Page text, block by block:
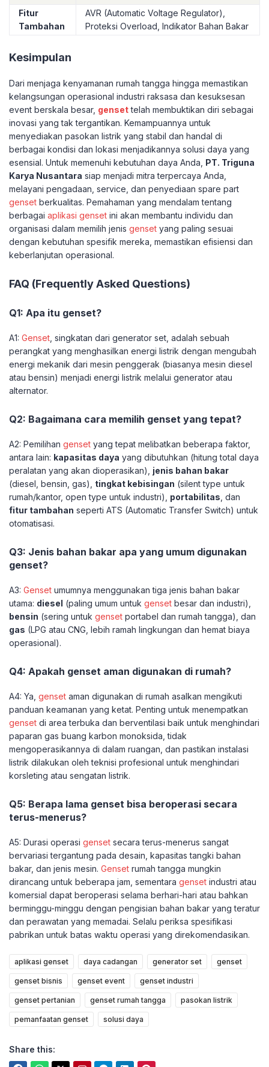
Fitur
Tambahan
AVR (Automatic Voltage Regulator),
Proteksi Overload, Indikator Bahan Bakar
Kesimpulan
Dari menjaga kenyamanan rumah tangga hingga memastikan
kelangsungan operasional industri raksasa dan kesuksesan
event berskala besar, gensettelah membuktikan diri sebagai
inovasi yang tak tergantikan. Kemampuannya untuk
menyediakan pasokan listrik yang stabil dan handal di
berbagai kondisi dan lokasi menjadikannya solusi daya yang
esensial. Untuk memenuhi kebutuhan daya Anda, PT. Triguna
Karya Nusantara siap menjadi mitra terpercaya Anda,
melayani pengadaan, service, dan penyediaan spare part
genset berkualitas. Pemahaman yang mendalam tentang
berbagai aplikasi genset ini akan membantu individu dan
organisasi dalam memilih jenis genset yang paling sesuai
dengan kebutuhan spesifik mereka, memastikan efisiensi dan
keberlanjutan operasional.
FAQ (Frequently Asked Questions)
Q1: Apa itu genset?
A1: Genset , singkatan dari generator set, adalah sebuah
perangkat yang menghasilkan energi listrik dengan mengubah
energi mekanik dari mesin penggerak (biasanya mesin diesel
atau bensin) menjadi energi listrik melalui generator atau
alternator.
Q2: Bagaimana cara memilih genset yang tepat?
A2: Pemilihan genset yang tepat melibatkan beberapa faktor,
antara lain: kapasitas daya yang dibutuhkan (hitung total daya
peralatan yang akan dioperasikan), jenis bahan bakar
(diesel, bensin, gas), tingkat kebisingan (silent type untuk
rumah/kantor, open type untuk industri), portabilitas , dan
fitur tambahan seperti ATS (Automatic Transfer Switch) untuk
otomatisasi.
Q3: Jenis bahan bakar apa yang umum digunakan
genset?
A3: Genset umumnya menggunakan tiga jenis bahan bakar
utama: diesel (paling umum untuk genset besar dan industri),
bensin (sering untuk genset portabel dan rumah tangga), dan
gas (LPG atau CNG, lebih ramah lingkungan dan hemat biaya
operasional).
Q4: Apakah genset aman digunakan di rumah?
A4: Ya, genset aman digunakan di rumah asalkan mengikuti
panduan keamanan yang ketat. Penting untuk menempatkan
genset di area terbuka dan berventilasi baik untuk menghindari
paparan gas buang karbon monoksida, tidak
mengoperasikannya di dalam ruangan, dan pastikan instalasi
listrik dilakukan oleh teknisi profesional untuk menghindari
korsleting atau sengatan listrik.
Q5: Berapa lama genset bisa beroperasi secara
terus-menerus?
A5: Durasi operasi genset secara terus-menerus sangat
bervariasi tergantung pada desain, kapasitas tangki bahan
bakar, dan jenis mesin. Genset rumah tangga mungkin
dirancang untuk beberapa jam, sementara genset industri atau
komersial dapat beroperasi selama berhari-hari atau bahkan
berminggu-minggu dengan pengisian bahan bakar yang teratur
dan perawatan yang memadai. Selalu periksa spesifikasi
pabrikan untuk batas waktu operasi yang direkomendasikan.
aplikasi genset daya cadangan generator set genset
genset bisnis genset event genset industri
genset pertanian genset rumah tangga pasokan listrik
pemanfaatan genset solusi daya
Share this: